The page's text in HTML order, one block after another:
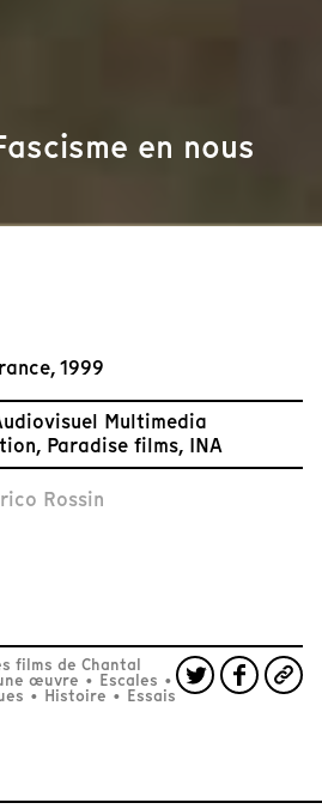
en nous
1999
Multimedia
Paradise films, INA
Rossin
films de Chantal
œuvre • Escales •
• Histoire • Essais